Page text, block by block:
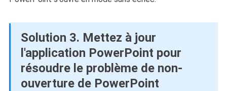
Solution 3. Mettez à jour
l'application PowerPoint pour
résoudre le problème de non-
ouverture de PowerPoint